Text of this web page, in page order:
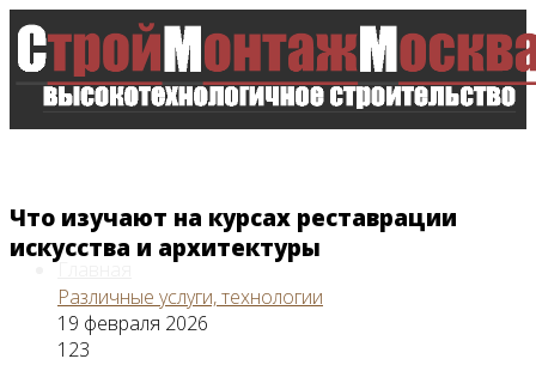
Главная
Что изучают на курсах реставрации
искусства и архитектуры
Различные услуги, технологии
19 февраля 2026
123